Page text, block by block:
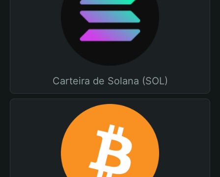
Carteira de Solana (SOL)